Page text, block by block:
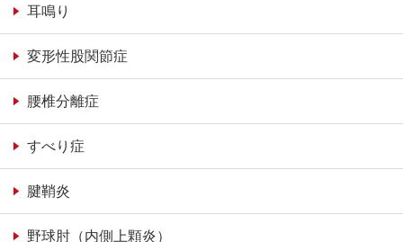
耳鳴り
変形性股関節症
腰椎分離症
すべり症
腱鞘炎
野球肘（内側上顆炎）